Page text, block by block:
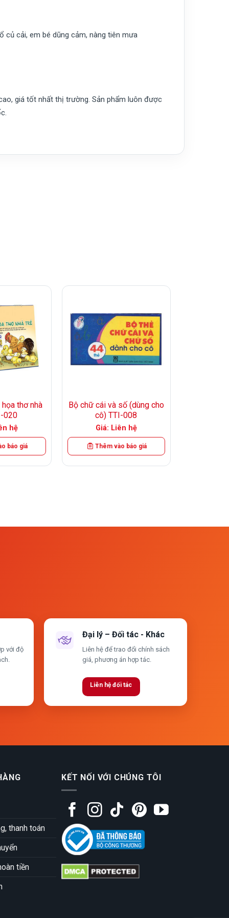
củ cải, em bé dũng cảm, nàng tiên mưa
giá tốt nhất thị trường. Sản phẩm luôn được
thơ nhà
020
hệ
báo giá
Bộ chữ cái và số (dùng cho
cô) TTI-008
Giá: Liên hệ
Thêm vào báo giá
với độ
Đại lý – Đối tác - Khác
Liên hệ để trao đổi chính sách
giá, phương án hợp tác.
Liên hệ đối tác
thanh toán
tiền
KẾT NỐI VỚI CHÚNG TÔI